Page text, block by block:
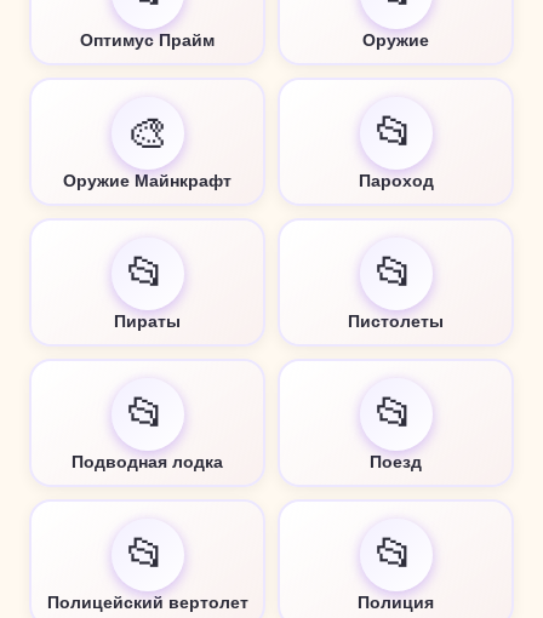
Оптимус Прайм Оружие
🎨
Оружие Майнкрафт
📂
Пароход
📂
Пираты
📂
Пистолеты
📂
Подводная лодка
📂
Поезд
📂
Полицейский вертолет
📂
Полиция